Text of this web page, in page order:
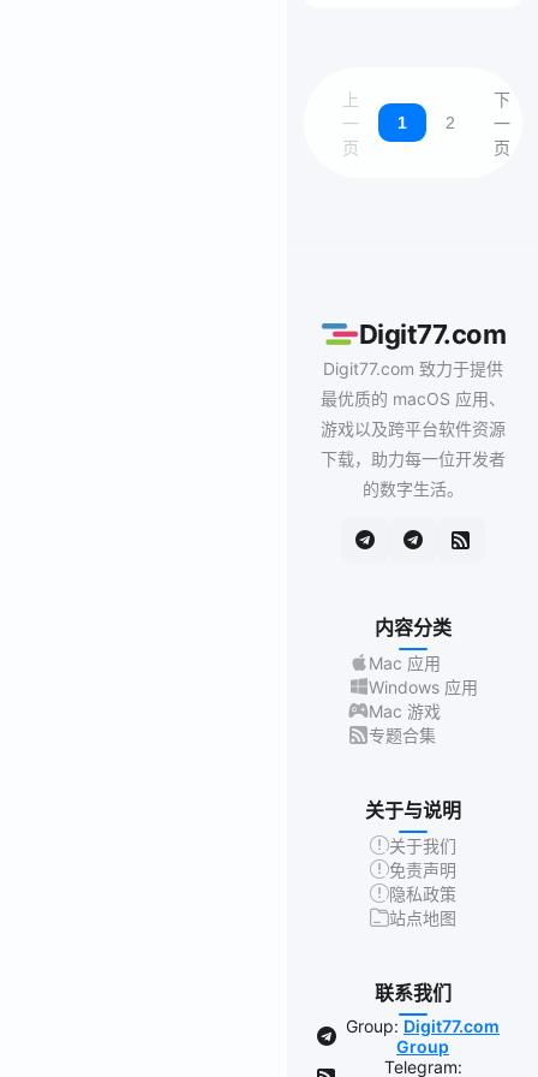
上
一
页
1 2
下
一
页
Digit77.com
Digit77.com 致力于提供
最优质的 macOS 应用、
游戏以及跨平台软件资源
下载，助力每一位开发者
的数字生活。
内容分类
Mac 应用
Windows 应用
Mac 游戏
专题合集
关于与说明
关于我们
免责声明
隐私政策
站点地图
联系我们
Group: Digit77.com
Group
Telegram: